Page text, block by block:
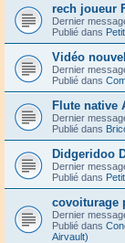
rech joueur
Dernier
Publié dans
Vidéo
Dernier
Publié dans
Flute native
Dernier
Publié dans
Didgeridoo
Dernier
Publié dans
covoiturage
Dernier
Publié dans
Airvault)